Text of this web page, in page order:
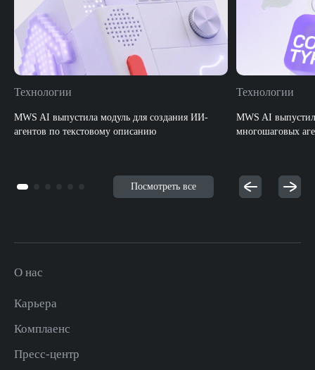
Технологии
MWS AI выпустила модуль для создания ИИ-
агентов по текстовому описанию
Технологии
MWS AI
многошаговых
Посмотреть все
О нас
Карьера
Комплаенс
Пресс-центр